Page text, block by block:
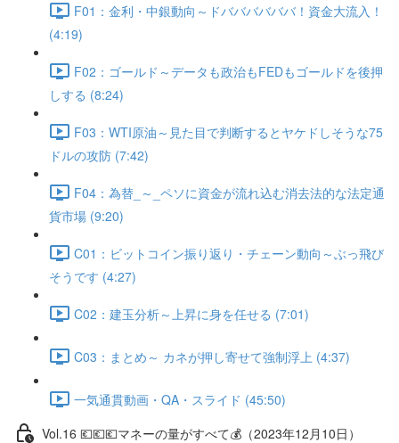
F01：金利・中銀動向～ドババババババ！資金大流入！
(4:19)
F02：ゴールド～データも政治もFEDもゴールドを後押
しする (8:24)
F03：WTI原油～見た目で判断するとヤケドしそうな75
ドルの攻防 (7:42)
F04：為替_～_ペソに資金が流れ込む消去法的な法定通
貨市場 (9:20)
C01：ビットコイン振り返り・チェーン動向～ぶっ飛び
そうです (4:27)
C02：建玉分析～上昇に身を任せる (7:01)
C03：まとめ～ カネが押し寄せて強制浮上 (4:37)
一気通貫動画・QA・スライド (45:50)
Vol.16 💶💶💶マネーの量がすべて💰（2023年12月10日）